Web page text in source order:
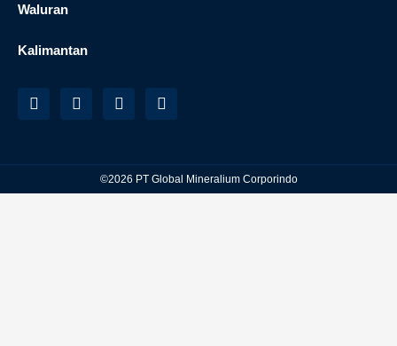
Waluran
Kalimantan
©2026 PT Global Mineralium Corporindo